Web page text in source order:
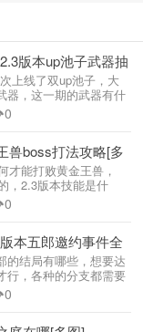
版本up池子武器抽
上线了双up池子，大
器，这一期的武器有什
，下面就来介绍下原
0
兽boss打法攻略[多
才能打败黄金王兽，
，2.3版本技能是什
怎么打。 原神黄
0
本五郎邀约事件全
的结局有哪些，想要达
行，各种的分支都需要
邀约任务怎么完成。
0